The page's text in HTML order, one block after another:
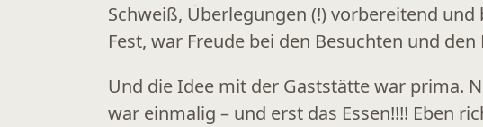
Schweiß, Überlegungen (!) vorbereitend
Fest, war Freude bei den Besuchten und
Und die Idee mit der Gaststätte war prima.
war einmalig – und erst das Essen!!!! Eben